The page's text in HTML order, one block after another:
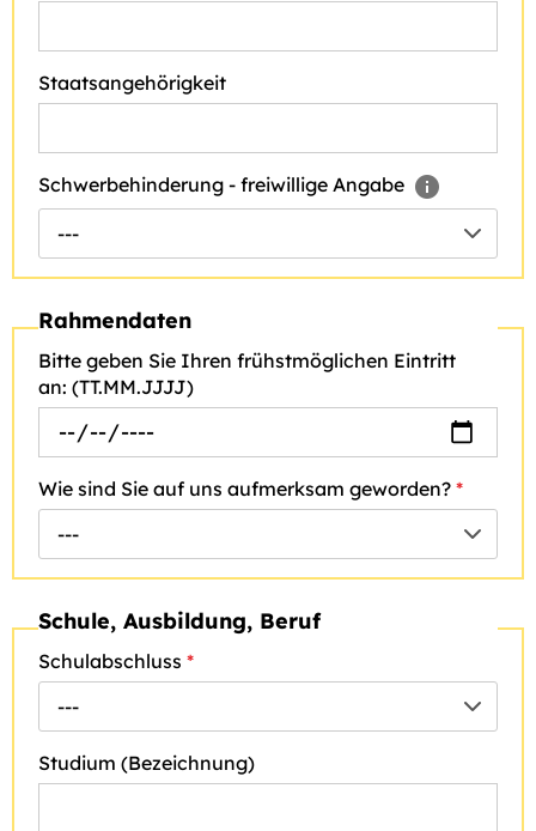
Staatsangehörigkeit
Schwerbehinderung - freiwillige Angabe
---
Rahmendaten
Bitte geben Sie Ihren frühstmöglichen Eintritt
an: (TT.MM.JJJJ)
Wie sind Sie auf uns aufmerksam geworden? *
---
Schule, Ausbildung, Beruf
Schulabschluss *
---
Studium (Bezeichnung)